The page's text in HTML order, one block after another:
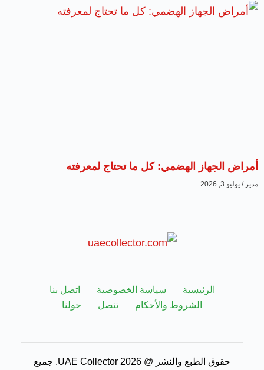
أمراض الجهاز الهضمي: كل ما تحتاج لمعرفته
مدير يوليو 3, 2026
الرئيسية سياسة الخصوصية
اتصل بنا
الشروط والأحكام
تنصل حولنا
حقوق الطبع والنشر @ 2026 UAE Collector. جميع